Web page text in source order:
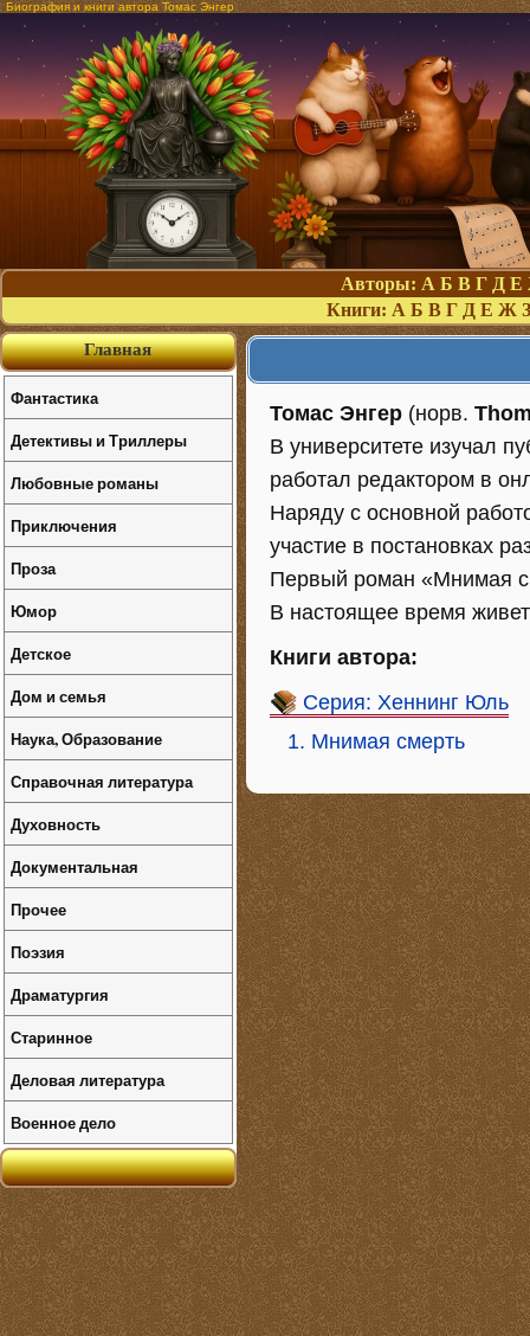
Биография и книги автора Томас Энгер
Авторы: А Б В Г Д Е
Книги: А Б В Г Д Е Ж З
Томас Энгер (норв.
В университете изучал
работал редактором в
Наряду с основной
участие в постановках
Первый роман «Мнимая
В настоящее время
Книги автора:
Серия: Хеннинг Юль
1. Мнимая смерть
Главная
Фантастика
Детективы и Триллеры
Любовные романы
Приключения
Проза
Юмор
Детское
Дом и семья
Наука, Образование
Справочная литература
Духовность
Документальная
Прочее
Поэзия
Драматургия
Старинное
Деловая литература
Военное дело